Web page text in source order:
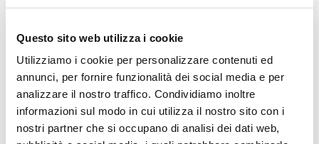
Questo sito web utilizza i cookie
Utilizziamo i cookie per personalizzare contenuti ed
annunci, per fornire funzionalità dei social media e per
analizzare il nostro traffico. Condividiamo inoltre
informazioni sul modo in cui utilizza il nostro sito con i
nostri partner che si occupano di analisi dei dati web,
ACQUISTA PRODOTTO
BELLAGIO | TURQUOISE BODY
CREAM